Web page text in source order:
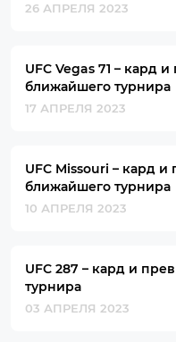
26 АПРЕЛЯ 2023
UFC Vegas 71 – кард
ближайшего турнира
17 АПРЕЛЯ 2023
UFC Missouri – кард и
ближайшего турнира
10 АПРЕЛЯ 2023
UFC 287 – кард и
турнира
03 АПРЕЛЯ 2023